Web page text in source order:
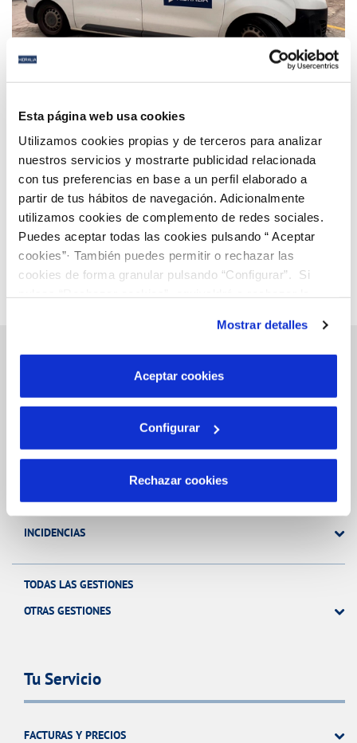
Esta página web usa cookies
Utilizamos cookies propias y de terceros para analizar
nuestros servicios y mostrarte publicidad relacionada
con tus preferencias en base a un perfil elaborado a
partir de tus hábitos de navegación. Adicionalmente
utilizamos cookies de complemento de redes sociales.
Puedes aceptar todas las cookies pulsando “ Aceptar
cookies”· También puedes permitir o rechazar las
cookies de forma granular pulsando “Configurar”. Si
son indispensables para que el sitio web funcione y que
por tanto no se pueden desactivar. Puedes consultar
más información en nuestraPolítica de Cookies
Mostrar detalles
Aceptar cookies
Configurar
Rechazar cookies
Hidralia envía ayuda a Valencia en las zonas
Página 14 de 112
Anterior Siguiente
Gestiones Online
FACTURAS, PAGOS Y CONSUMOS
MODIFICACIÓN DE DATOS
INCIDENCIAS
TODAS LAS GESTIONES
OTRAS GESTIONES
Tu Servicio
FACTURAS Y PRECIOS